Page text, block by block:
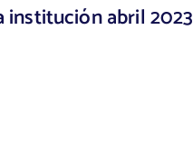
institución abril 2023